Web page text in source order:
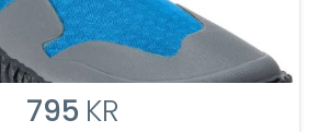
795 KR